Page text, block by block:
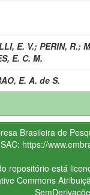
E. V.; PERIN, R.;
E. C. M.
E. A. de S.
Brasileira de
SAC: https://
repositório está
Commons